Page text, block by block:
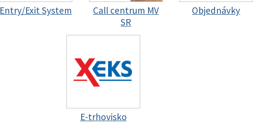
Entry/Exit System
Call centrum MV
SR
Objednávky
E-trhovisko